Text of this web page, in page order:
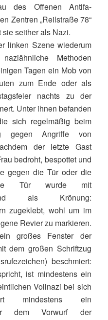
des Offenen Antifa-
Zentren „Reilstraße 78“
sie seither als Nazi.
linken Szene wiederum
Methoden
Tagen ein Mob von
zum Ende oder als
nachts zu der
Unter ihnen befanden
sich regelmäßig beim
gegen Angriffe von
der letzte Gast
bedroht, bespottet und
gegen die Tür oder die
Tür wurde mit
als Krönung:
zugeklebt, wohl um im
Revier zu markieren.
großes Fenster der
dem großen Schriftzug
beschmiert:
ist mindestens ein
Vollnazi bei sich
mindestens ein
dem Vorwurf der